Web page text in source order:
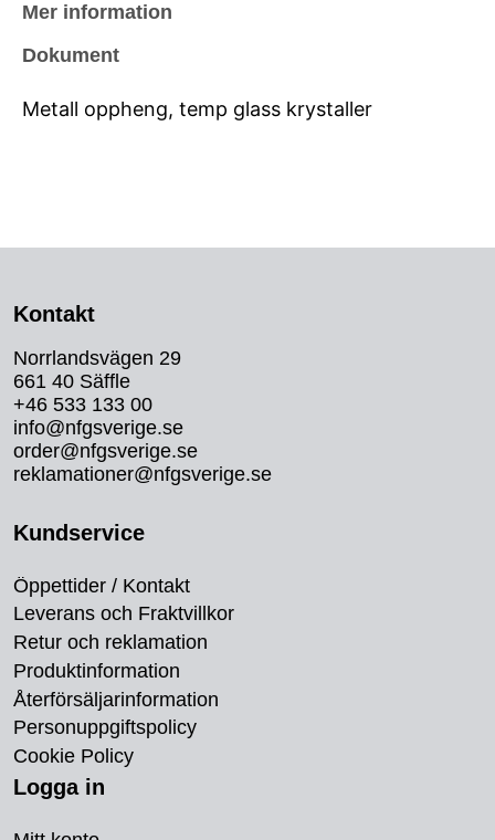
Mer information
Dokument
Metall oppheng, temp glass krystaller
Kontakt
Norrlandsvägen 29
661 40 Säffle
+46 533 133 00
info@nfgsverige.se
order@nfgsverige.se
reklamationer@nfgsverige.se
Kundservice
Öppettider / Kontakt
Leverans och Fraktvillkor
Retur och reklamation
Produktinformation
Återförsäljarinformation
Personuppgiftspolicy
Cookie Policy
Logga in